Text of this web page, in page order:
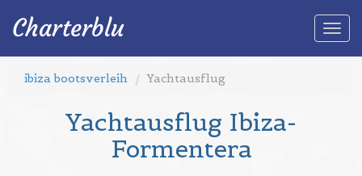
Charterblu
ibiza bootsverleih Yachtausflug
Yachtausflug Ibiza-
Formentera